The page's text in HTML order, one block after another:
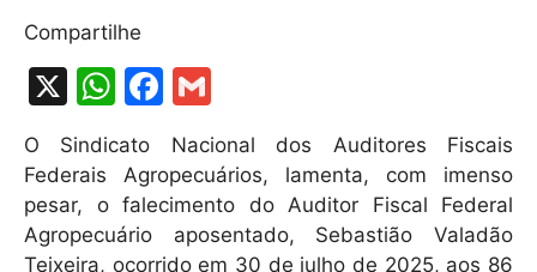
Compartilhe
X
W
at
s
A
F
a
c
e
b
m
ai
l
O Sindicato Nacional dos Auditores Fiscais
Federais Agropecuários, lamenta, com imenso
pesar, o falecimento do Auditor Fiscal Federal
Agropecuário aposentado, Sebastião Valadão
Teixeira, ocorrido em 30 de julho de 2025, aos 86